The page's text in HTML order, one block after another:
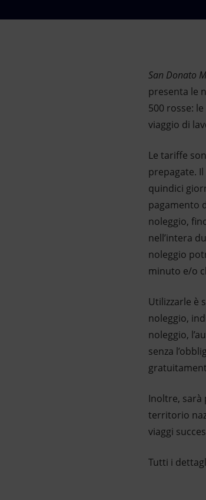
San Donato
presenta le
500 rosse:
viaggio di
Le tariffe
prepagate.
quindici
pagamento
noleggio,
nell’intera
noleggio
minuto e/o
Utilizzarle è
noleggio,
noleggio,
senza
Inoltre, sarà
territorio
viaggi
Tutti i